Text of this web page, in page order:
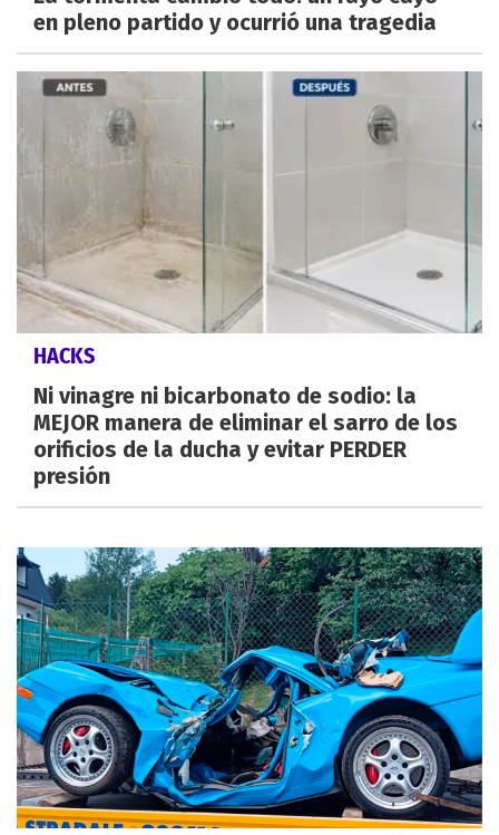
en pleno partido y ocurrió una tragedia
HACKS
Ni vinagre ni bicarbonato de sodio: la
MEJOR manera de eliminar el sarro de los
orificios de la ducha y evitar PERDER
presión